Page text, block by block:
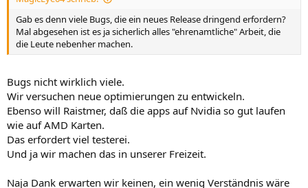
Gab es denn viele Bugs, die ein neues Release dringend erfordern?
Mal abgesehen ist es ja sicherlich alles "ehrenamtliche" Arbeit, die
die Leute nebenher machen.
Bugs nicht wirklich viele.
Wir versuchen neue optimierungen zu entwickeln.
Ebenso will Raistmer, daß die apps auf Nvidia so gut laufen
wie auf AMD Karten.
Das erfordert viel testerei.
Und ja wir machen das in unserer Freizeit.
Naja Dank erwarten wir keinen, ein wenig Verständnis wäre